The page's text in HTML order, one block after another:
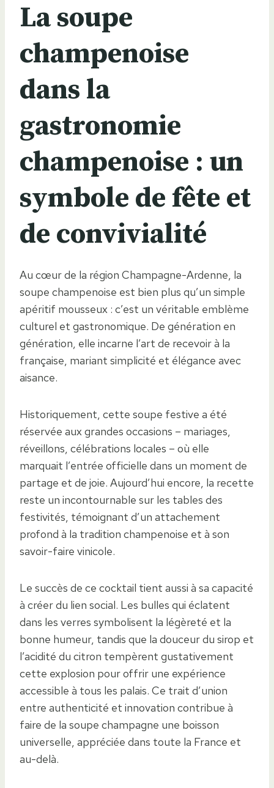
La soupe
champenoise
dans la
gastronomie
champenoise : un
symbole de fête et
de convivialité
Au cœur de la région Champagne-Ardenne, la
soupe champenoise est bien plus qu’un simple
apéritif mousseux : c’est un véritable emblème
culturel et gastronomique. De génération en
génération, elle incarne l’art de recevoir à la
française, mariant simplicité et élégance avec
aisance.
Historiquement, cette soupe festive a été
réservée aux grandes occasions – mariages,
réveillons, célébrations locales – où elle
marquait l’entrée officielle dans un moment de
partage et de joie. Aujourd’hui encore, la recette
reste un incontournable sur les tables des
festivités, témoignant d’un attachement
profond à la tradition champenoise et à son
savoir-faire vinicole.
Le succès de ce cocktail tient aussi à sa capacité
à créer du lien social. Les bulles qui éclatent
dans les verres symbolisent la légèreté et la
bonne humeur, tandis que la douceur du sirop et
l’acidité du citron tempèrent gustativement
cette explosion pour offrir une expérience
accessible à tous les palais. Ce trait d’union
entre authenticité et innovation contribue à
faire de la soupe champagne une boisson
universelle, appréciée dans toute la France et
au-delà.